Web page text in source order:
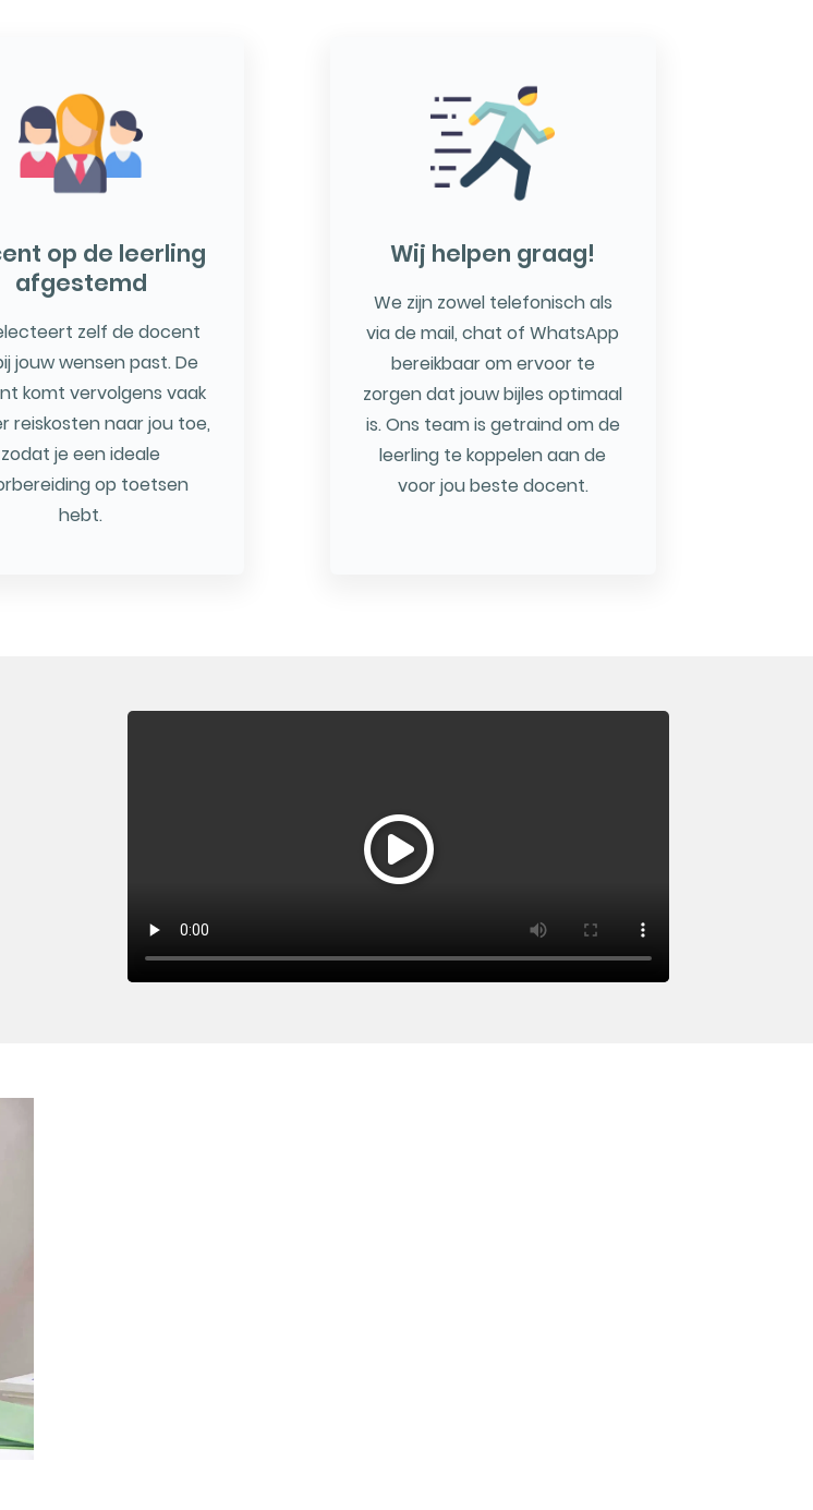
op de leerling
afgestemd
zelf de docent
jouw wensen past. De
komt vervolgens vaak
reiskosten naar jou toe,
zodat je een ideale
op toetsen
hebt.
Wij helpen graag!
We zijn zowel telefonisch als
via de mail, chat of WhatsApp
bereikbaar om ervoor te
zorgen dat jouw bijles optimaal
is. Ons team is getraind om de
leerling te koppelen aan de
voor jou beste docent.